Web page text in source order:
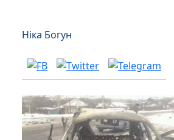
Ніка Богун